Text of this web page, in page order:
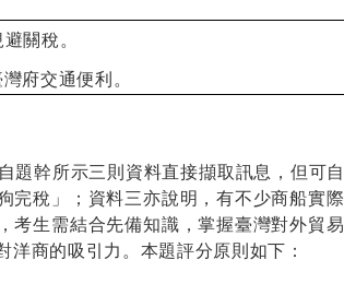
關稅。
府交通便利。
題幹所示三則資料直接擷取訊息，但可
完稅」；資料三亦說明，有不少商船實
考生需結合先備知識，掌握臺灣對外貿
洋商的吸引力。本題評分原則如下：